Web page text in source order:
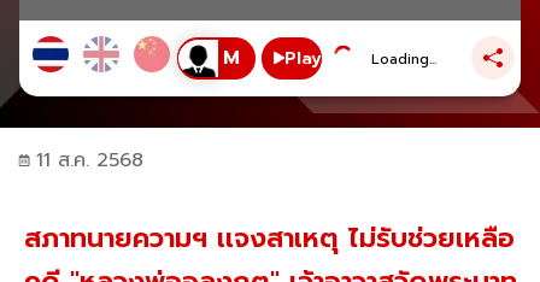
Play Loading...
11 ส.ค. 2568
สภาทนายความฯ เเจงสาเหตุ ไม่รับช่วยเหลือ